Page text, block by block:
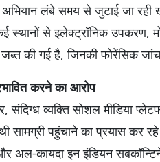
अभियान लंबे समय से जुटाई जा
स्थानों से इलेक्ट्रॉनिक उपकरण,
की गई है, जिनकी फोरेंसिक जांच
करने का आरोप
व्यक्ति सोशल मीडिया
पहुंचाने का प्रयास कर
कायदा इन इंडियन